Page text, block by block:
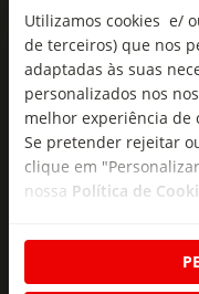
Utilizamos cookies e/
de terceiros) que nos
adaptadas às suas
personalizados nos
melhor experiência de
Se pretender rejeitar
clique em
nossa Política de
Subscreva e
ofertas e novidades
Insira o seu e-
mail
Fale Connosco